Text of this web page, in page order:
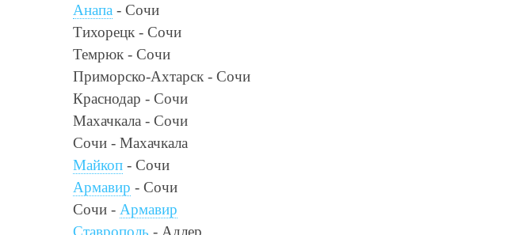
Анапа - Сочи
Тихорецк - Сочи
Темрюк - Сочи
Приморско-Ахтарск - Сочи
Краснодар - Сочи
Махачкала - Сочи
Сочи - Махачкала
Майкоп - Сочи
Армавир - Сочи
Сочи - Армавир
Ставрополь - Адлер